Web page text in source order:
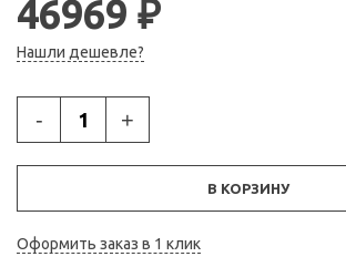
46969 ₽
Нашли дешевле?
- +
В КОРЗИНУ
Оформить заказ в 1 клик